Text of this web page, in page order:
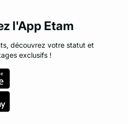
l'App Etam
découvrez votre statut et
exclusifs !